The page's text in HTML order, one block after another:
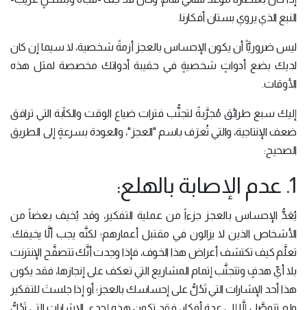
النبع الذي يروي بستان أفكارنا.
ليس ضروريَّاً أن يكون الإحساس بالعجز أزمةً شخصية، لا سيما إن كان
لديك بضع أدواتٍ شخصيةٍ في حقيبة أدواتك مخصصة لمثل هذه
الأوقات.
إليك سبع طرائق مُجرَّبةً لتجنُّب فترات ضياع الوقت والكآبة التي ترافق
ضعف الإنتاجية، والتي تُعرَف باسم "العجز"، والعودة بسرعةٍ إلى الطريق
الصحيح:
1. عدم الإصابة بالهلع:
يُعَدُّ الإحساس بالعجز جزءاً من عملية التفكير، وقد يُخيف بعضاً من
الأشخاص الذين لا يزالون في مقتبل أعمارهم؛ لكنَّه يجب ألَّا يخيفك.
تعلَّم كيف تكتشف أعراض هذا الخوف، فإذا وجدت أنَّك تتصفَّح الإنترنت
بلا أيِّ هدفٍ وتتجنَّب إتمام المشاريع التي تعكف على إنجازها، فقد يكون
هذا أحد الإشارات التي تَدُلُّ على إحساسك بالعجز؛ أو إذا جلستَ للتفكير
ولم تتوصَّل إلَّا إلى عدة أفكار، فقد تكون هذه إحدى الإشارات التي تَدُلُّ